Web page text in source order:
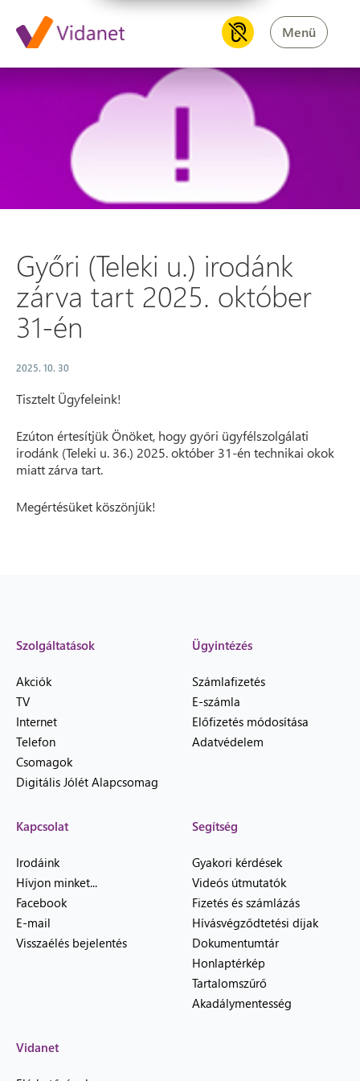
Menü
Győri (Teleki u.) irodánk
Győri (Teleki u.) irodánk
zárva tart 2025. október
31-én
2025. 10. 30
Tisztelt Ügyfeleink!
Ezúton értesítjük Önöket, hogy győri ügyfélszolgálati
irodánk (Teleki u. 36.) 2025. október 31-én technikai okok
miatt zárva tart.
Megértésüket köszönjük!
Szolgáltatások
Akciók
TV
Internet
Telefon
Csomagok
Digitális Jólét Alapcsomag
Ügyintézés
Számlafizetés
E-számla
Előfizetés módosítása
Adatvédelem
Kapcsolat
Irodáink
Hívjon minket...
Facebook
E-mail
Visszaélés bejelentés
Segítség
Gyakori kérdések
Videós útmutatók
Fizetés és számlázás
Hívásvégződtetési díjak
Dokumentumtár
Honlaptérkép
Tartalomszűrő
Akadálymentesség
Vidanet